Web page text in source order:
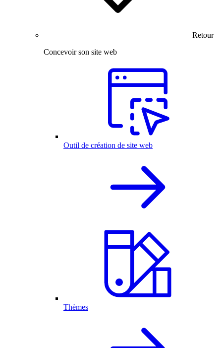
Retour
Concevoir son site web
Outil de création de site web
Thèmes